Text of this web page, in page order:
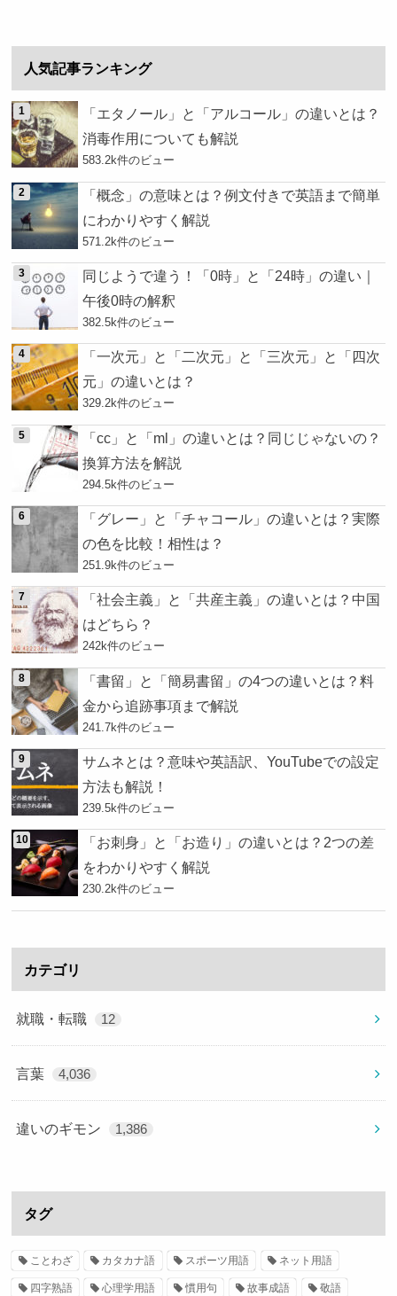
人気記事ランキング
「エタノール」と「アルコール」の違いとは？
消毒作用についても解説
583.2k件のビュー
「概念」の意味とは？例文付きで英語まで簡単
にわかりやすく解説
571.2k件のビュー
同じようで違う！「0時」と「24時」の違い｜
午後0時の解釈
382.5k件のビュー
「一次元」と「二次元」と「三次元」と「四次
元」の違いとは？
329.2k件のビュー
「cc」と「ml」の違いとは？同じじゃないの？
換算方法を解説
294.5k件のビュー
「グレー」と「チャコール」の違いとは？実際
の色を比較！相性は？
251.9k件のビュー
「社会主義」と「共産主義」の違いとは？中国
はどちら？
242k件のビュー
「書留」と「簡易書留」の4つの違いとは？料
金から追跡事項まで解説
241.7k件のビュー
サムネとは？意味や英語訳、YouTubeでの設定
方法も解説！
239.5k件のビュー
「お刺身」と「お造り」の違いとは？2つの差
をわかりやすく解説
230.2k件のビュー
カテゴリ
就職・転職 12
言葉 4,036
違いのギモン 1,386
タグ
ことわざ カタカナ語 スポーツ用語 ネット用語
四字熟語 心理学用語 慣用句 故事成語 敬語